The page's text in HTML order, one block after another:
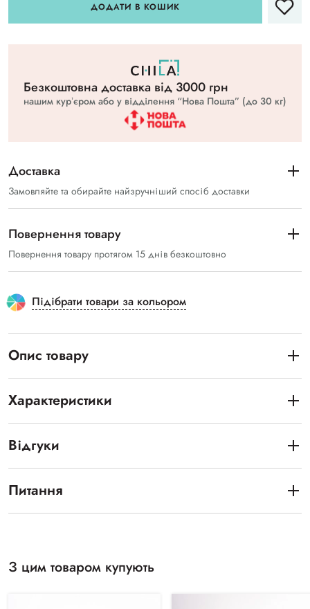
ДОДАТИ В КОШИК
Безкоштовна доставка вiд 3000 грн
нашим курʼєром або у відділення “Нова Пошта” (до 30 кг)
Доставка
Замовляйте та обирайте найзручніший спосіб доставки
Повернення товару
Повернення товару протягом 15 днів безкоштовно
Підібрати товари за кольором
Опис товару
Характеристики
Відгуки
Питання
З цим товаром купують